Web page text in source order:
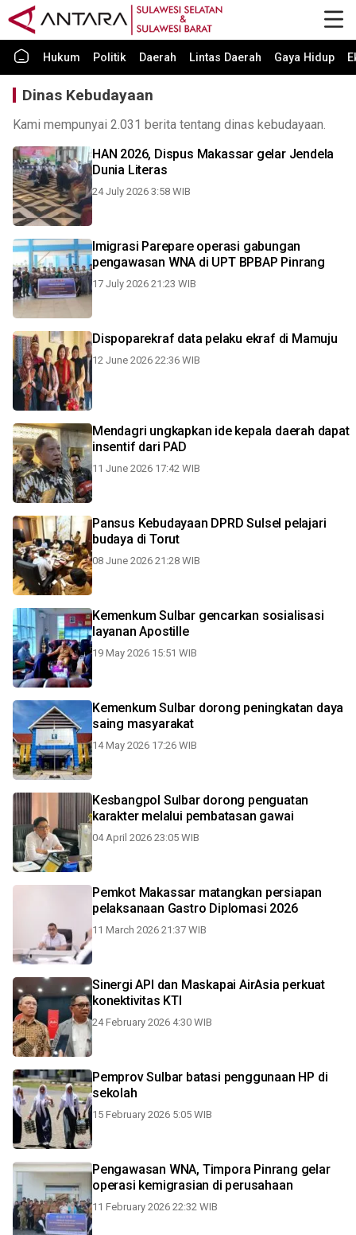
Hukum Politik Daerah Lintas Daerah Gaya Hidup
Dinas Kebudayaan
Kami mempunyai 2.031 berita tentang dinas kebudayaan.
HAN 2026, Dispus Makassar gelar Jendela
Dunia Literas
24 July 2026 3:58 WIB
Imigrasi Parepare operasi gabungan
pengawasan WNA di UPT BPBAP Pinrang
17 July 2026 21:23 WIB
Dispoparekraf data pelaku ekraf di Mamuju
12 June 2026 22:36 WIB
Mendagri ungkapkan ide kepala daerah dapat
insentif dari PAD
11 June 2026 17:42 WIB
Pansus Kebudayaan DPRD Sulsel pelajari
budaya di Torut
08 June 2026 21:28 WIB
Kemenkum Sulbar gencarkan sosialisasi
layanan Apostille
19 May 2026 15:51 WIB
Kemenkum Sulbar dorong peningkatan daya
saing masyarakat
14 May 2026 17:26 WIB
Kesbangpol Sulbar dorong penguatan
karakter melalui pembatasan gawai
04 April 2026 23:05 WIB
Pemkot Makassar matangkan persiapan
pelaksanaan Gastro Diplomasi 2026
11 March 2026 21:37 WIB
Sinergi API dan Maskapai AirAsia perkuat
konektivitas KTI
24 February 2026 4:30 WIB
Pemprov Sulbar batasi penggunaan HP di
sekolah
15 February 2026 5:05 WIB
Pengawasan WNA, Timpora Pinrang gelar
operasi kemigrasian di perusahaan
11 February 2026 22:32 WIB